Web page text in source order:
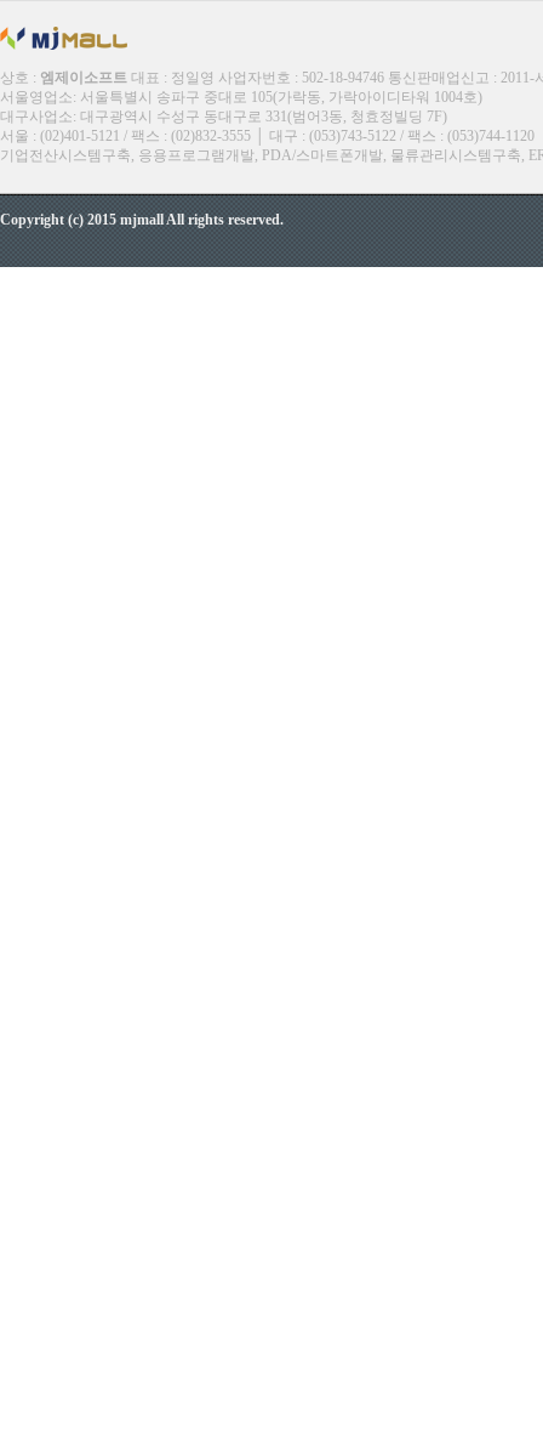
상호 : 엠제이소프트 대표 : 정일영 사업자번호 : 502-18-94746 통신판매업신고 : 2011-
서울영업소: 서울특별시 송파구 중대로 105(가락동, 가락아이디타워 1004호)
대구사업소: 대구광역시 수성구 동대구로 331(범어3동, 청효정빌딩 7F)
서울 : (02)401-5121 / 팩스 : (02)832-3555 │ 대구 : (053)743-5122 / 팩스 : (053)744-1120
기업전산시스템구축, 응용프로그램개발, PDA/스마트폰개발, 물류관리시스템구축,
Copyright (c) 2015 mjmall All rights reserved.